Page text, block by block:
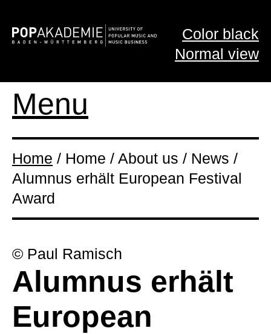
Color black
Normal view
Menu
Home / Home / About us / News /
Alumnus erhält European Festival
Award
© Paul Ramisch
Alumnus erhält
European